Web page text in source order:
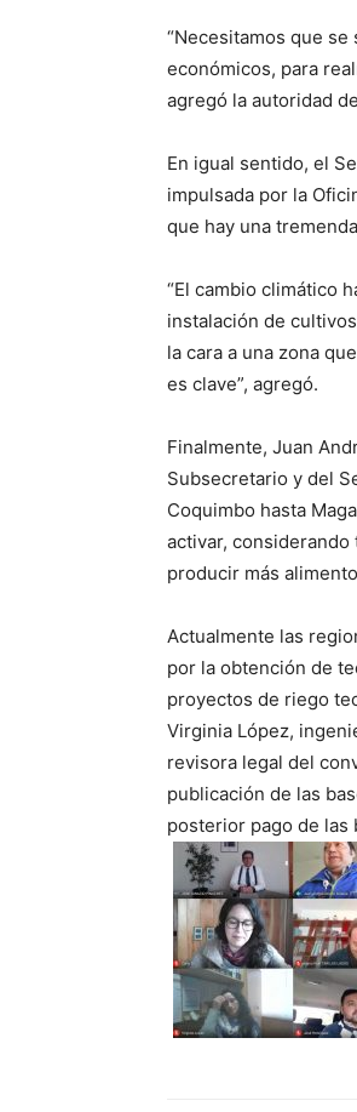
“Necesitamos que
económicos, para
agregó la autoridad
En igual sentido, el
impulsada por la
que hay una
“El cambio climático
instalación de
la cara a una zona
es clave”, agregó.
Finalmente, Juan
Subsecretario y del
Coquimbo hasta
activar, considerando
producir más
Actualmente las
por la obtención de
proyectos de riego
Virginia López,
revisora legal del
publicación de las
posterior pago de las